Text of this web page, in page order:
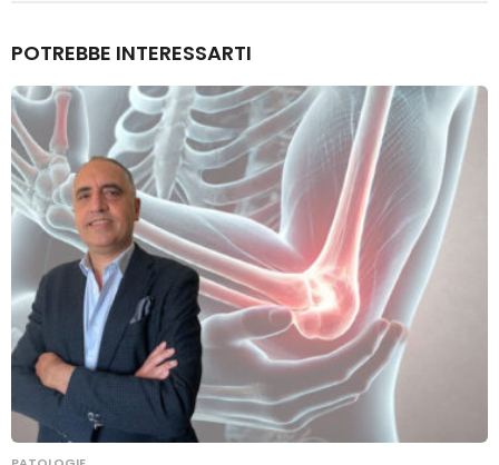
POTREBBE INTERESSARTI